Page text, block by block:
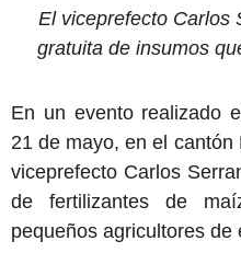
El viceprefecto Carlos
gratuita de insumos
En un evento realizado
21 de mayo, en el cantón
viceprefecto Carlos
de fertilizantes de
pequeños agricultores de